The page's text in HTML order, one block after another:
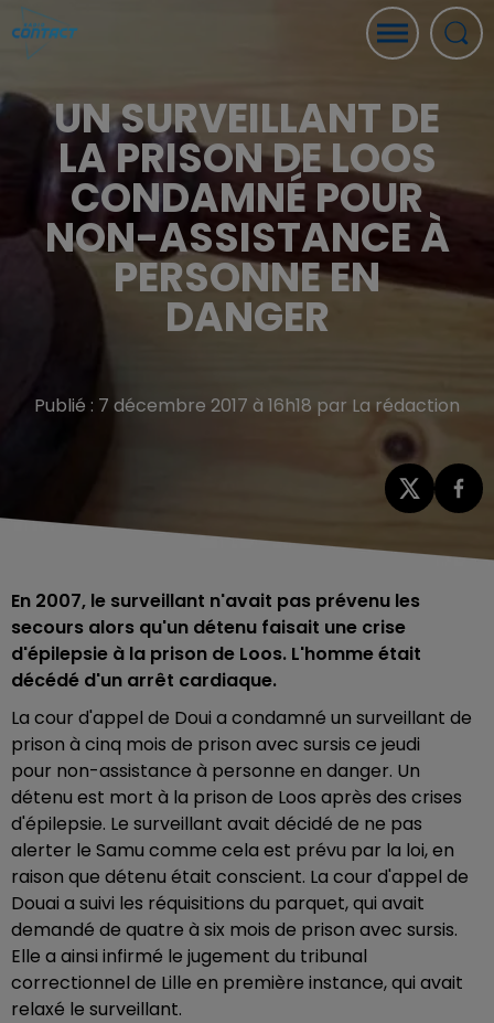
UN SURVEILLANT DE
LA PRISON DE LOOS
CONDAMNÉ POUR
NON-ASSISTANCE À
PERSONNE EN
DANGER
Publié : 7 décembre 2017 à 16h18 par La rédaction
En 2007, le surveillant n'avait pas prévenu les
secours alors qu'un détenu faisait une crise
d'épilepsie à la prison de Loos. L'homme était
décédé d'un arrêt cardiaque.
La cour d'appel de Doui a condamné un surveillant de
prison à cinq mois de prison avec sursis ce jeudi
pour non-assistance à personne en danger. Un
détenu est mort à la prison de Loos après des crises
d'épilepsie. Le surveillant avait décidé de ne pas
alerter le Samu comme cela est prévu par la loi, en
raison que détenu était conscient. La cour d'appel de
Douai a suivi les réquisitions du parquet, qui avait
demandé de quatre à six mois de prison avec sursis.
Elle a ainsi infirmé le jugement du tribunal
correctionnel de Lille en première instance, qui avait
relaxé le surveillant.